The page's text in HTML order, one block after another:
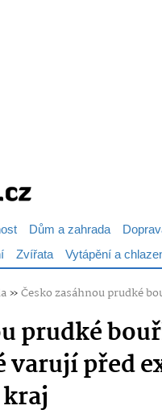
Dům a zahrada
Zvířata Vytápění a
»Česko zasáhnou prudké
prudké
varují před